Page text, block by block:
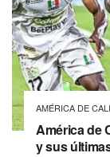
AMÉRICA DE CALI
América de
y sus